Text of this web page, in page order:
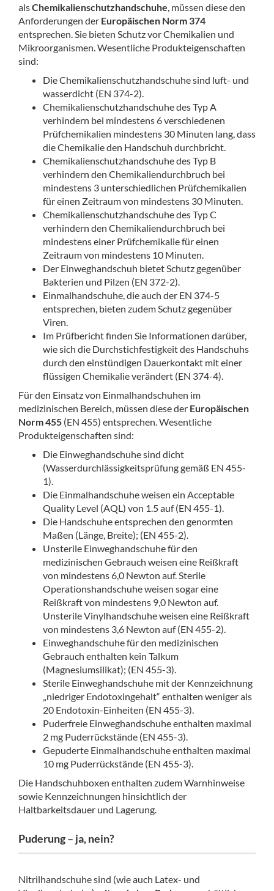
alsChemikalienschutzhandschuhe , müssen diese den
Anforderungen der Europäischen Norm 374
entsprechen. Sie bieten Schutz vor Chemikalien und
Mikroorganismen. Wesentliche Produkteigenschaften
sind:
Die Chemikalienschutzhandschuhe sind luft- und
wasserdicht (EN 374-2).
Chemikalienschutzhandschuhe des Typ A
verhindern bei mindestens 6 verschiedenen
Prüfchemikalien mindestens 30 Minuten lang, dass
die Chemikalie den Handschuh durchbricht.
Chemikalienschutzhandschuhe des Typ B
verhindern den Chemikaliendurchbruch bei
mindestens 3 unterschiedlichen Prüfchemikalien
für einen Zeitraum von mindestens 30 Minuten.
Chemikalienschutzhandschuhe des Typ C
verhindern den Chemikaliendurchbruch bei
mindestens einer Prüfchemikalie für einen
Zeitraum von mindestens 10 Minuten.
Der Einweghandschuh bietet Schutz gegenüber
Bakterien und Pilzen (EN 372-2).
Einmalhandschuhe, die auch der EN 374-5
entsprechen, bieten zudem Schutz gegenüber
Viren.
Im Prüfbericht finden Sie Informationen darüber,
wie sich die Durchstichfestigkeit des Handschuhs
durch den einstündigen Dauerkontakt mit einer
flüssigen Chemikalie verändert (EN 374-4).
Für den Einsatz von Einmalhandschuhen im
medizinischen Bereich, müssen diese der Europäischen
Norm 455 (EN 455) entsprechen. Wesentliche
Produkteigenschaften sind:
Die Einweghandschuhe sind dicht
(Wasserdurchlässigkeitsprüfung gemäß EN 455-
1).
Die Einmalhandschuhe weisen ein Acceptable
Quality Level (AQL) von 1.5 auf (EN 455-1).
Die Handschuhe entsprechen den genormten
Maßen (Länge, Breite); (EN 455-2).
Unsterile Einweghandschuhe für den
medizinischen Gebrauch weisen eine Reißkraft
von mindestens 6,0 Newton auf. Sterile
Operationshandschuhe weisen sogar eine
Reißkraft von mindestens 9,0 Newton auf.
Unsterile Vinylhandschuhe weisen eine Reißkraft
von mindestens 3,6 Newton auf (EN 455-2).
Einweghandschuhe für den medizinischen
Gebrauch enthalten kein Talkum
(Magnesiumsilikat); (EN 455-3).
Sterile Einweghandschuhe mit der Kennzeichnung
„niedriger Endotoxingehalt“ enthalten weniger als
20 Endotoxin-Einheiten (EN 455-3).
Puderfreie Einweghandschuhe enthalten maximal
2 mg Puderrückstände (EN 455-3).
Gepuderte Einmalhandschuhe enthalten maximal
10 mg Puderrückstände (EN 455-3).
Die Handschuhboxen enthalten zudem Warnhinweise
sowie Kennzeichnungen hinsichtlich der
Haltbarkeitsdauer und Lagerung.
Puderung – ja, nein?
Nitrilhandschuhe sind (wie auch Latex- und